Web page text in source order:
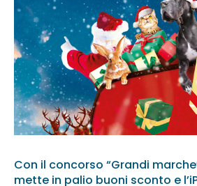
Con il concorso “Grandi
mette in palio buoni sconto e